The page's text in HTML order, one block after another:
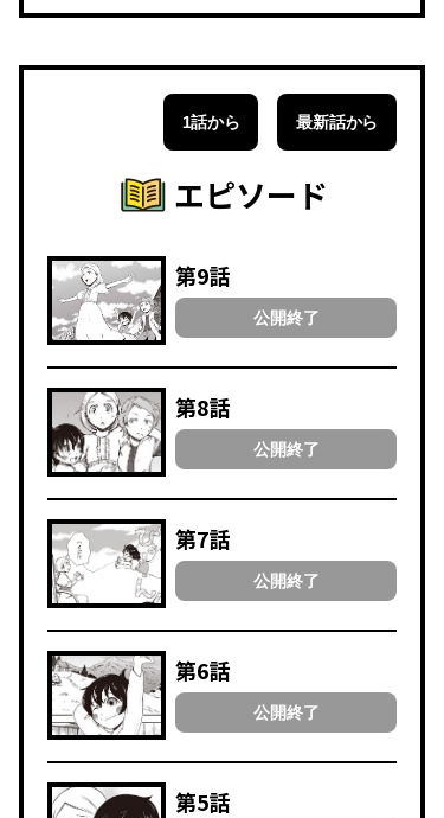
1話から 最新話から
エピソード
第9話
公開終了
第8話
公開終了
第7話
公開終了
第6話
公開終了
第5話